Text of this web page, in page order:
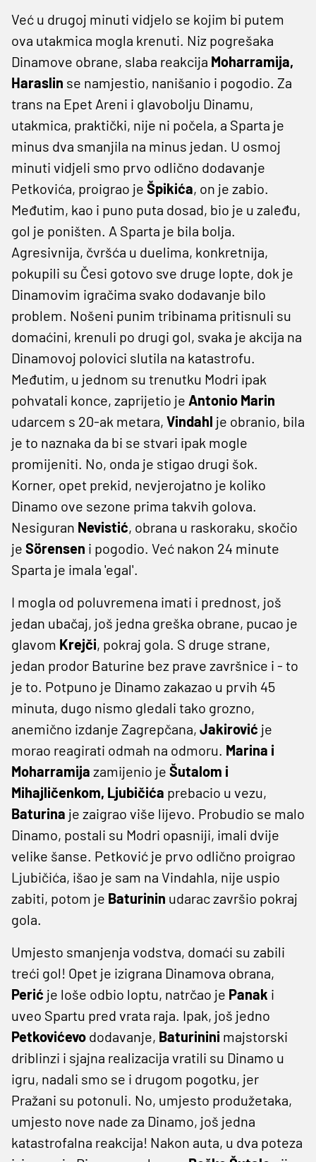
Već u drugoj minuti vidjelo se kojim bi putem
ova utakmica mogla krenuti. Niz pogrešaka
Dinamove obrane, slaba reakcija Moharramija,
Haraslin se namjestio, nanišanio i pogodio. Za
trans na Epet Areni i glavobolju Dinamu,
utakmica, praktički, nije ni počela, a Sparta je
minus dva smanjila na minus jedan. U osmoj
minuti vidjeli smo prvo odlično dodavanje
Petkovića, proigrao je Špikića, on je zabio.
Međutim, kao i puno puta dosad, bio je u zaleđu,
gol je poništen. A Sparta je bila bolja.
Agresivnija, čvršća u duelima, konkretnija,
pokupili su Česi gotovo sve druge lopte, dok je
Dinamovim igračima svako dodavanje bilo
problem. Nošeni punim tribinama pritisnuli su
domaćini, krenuli po drugi gol, svaka je akcija na
Dinamovoj polovici slutila na katastrofu.
Međutim, u jednom su trenutku Modri ipak
pohvatali konce, zaprijetio je Antonio Marin
udarcem s 20-ak metara, Vindahl je obranio, bila
je to naznaka da bi se stvari ipak mogle
promijeniti. No, onda je stigao drugi šok.
Korner, opet prekid, nevjerojatno je koliko
Dinamo ove sezone prima takvih golova.
Nesiguran Nevistić, obrana u raskoraku, skočio
je Sörensen i pogodio. Već nakon 24 minute
Sparta je imala 'egal'.
I mogla od poluvremena imati i prednost, još
jedan ubačaj, još jedna greška obrane, pucao je
glavom Krejči, pokraj gola. S druge strane,
jedan prodor Baturine bez prave završnice i - to
je to. Potpuno je Dinamo zakazao u prvih 45
minuta, dugo nismo gledali tako grozno,
anemično izdanje Zagrepčana, Jakirović je
morao reagirati odmah na odmoru. Marina i
Moharramija zamijenio je Šutalom i
Mihajličenkom, Ljubičića prebacio u vezu,
Baturina je zaigrao više lijevo. Probudio se malo
Dinamo, postali su Modri opasniji, imali dvije
velike šanse. Petković je prvo odlično proigrao
Ljubičića, išao je sam na Vindahla, nije uspio
zabiti, potom je Baturinin udarac završio pokraj
gola.
Umjesto smanjenja vodstva, domaći su zabili
treći gol! Opet je izigrana Dinamova obrana,
Perić je loše odbio loptu, natrčao je Panak i
uveo Spartu pred vrata raja. Ipak, još jedno
Petkovićevo dodavanje, Baturinini majstorski
driblinzi i sjajna realizacija vratili su Dinamo u
igru, nadali smo se i drugom pogotku, jer
Pražani su potonuli. No, umjesto produžetaka,
umjesto nove nade za Dinamo, još jedna
katastrofalna reakcija! Nakon auta, u dva poteza